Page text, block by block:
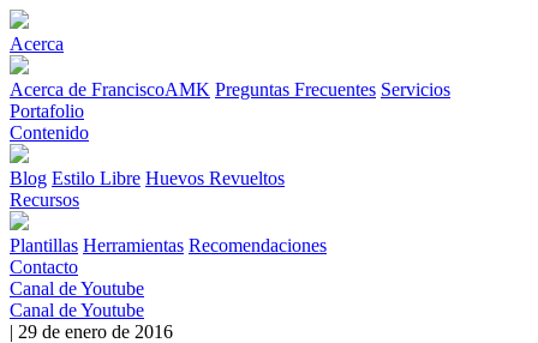
Acerca
Acerca de FranciscoAMK Preguntas Frecuentes Servicios
Portafolio
Contenido
Blog Estilo Libre Huevos Revueltos
Recursos
Plantillas Herramientas Recomendaciones
Contacto
Canal de Youtube
Canal de Youtube
| 29 de enero de 2016